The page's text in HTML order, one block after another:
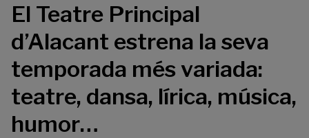
El Teatre Principal
d’Alacant estrena la seva
temporada més variada:
teatre, dansa, lírica, música,
humor…